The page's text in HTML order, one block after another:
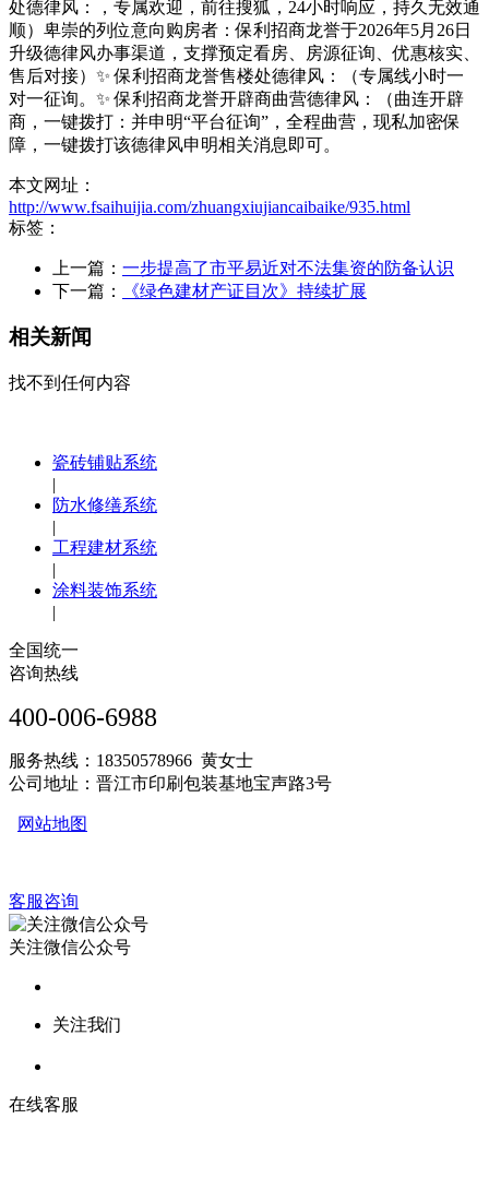
处德律风：，专属欢迎，前往搜狐，24小时响应，持久无效通
顺）卑崇的列位意向购房者：保利招商龙誉于2026年5月26日
升级德律风办事渠道，支撑预定看房、房源征询、优惠核实、
售后对接）✨ 保利招商龙誉售楼处德律风：（专属线小时一
对一征询。✨ 保利招商龙誉开辟商曲营德律风：（曲连开辟
商，一键拨打：并申明“平台征询”，全程曲营，现私加密保
障，一键拨打该德律风申明相关消息即可。
本文网址：
http://www.fsaihuijia.com/zhuangxiujiancaibaike/935.html
标签：
上一篇： 一步提高了市平易近对不法集资的防备认识
下一篇：
《绿色建材产证目次》持续扩展
相关新闻
找不到任何内容
瓷砖铺贴系统
|
防水修缮系统
|
工程建材系统
|
涂料装饰系统
|
全国统一
咨询热线
400-006-6988
服务热线：18350578966 黄女士
公司地址：晋江市印刷包装基地宝声路3号
网站地图
客服咨询
关注微信公众号
关注我们
在线客服